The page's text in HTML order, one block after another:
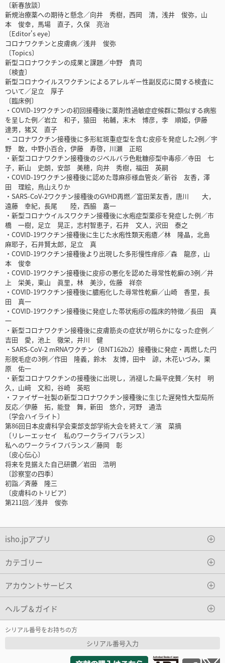
〔新春放談〕
新規治療薬への期待と懸念／向井 秀樹，西岡 清，浅井 俊弥，山
本 俊幸，馬場 直子，久保 亮治
〔Editor's eye〕
コロナワクチンと皮膚病／浅井 俊弥
〔Topics〕
新型コロナワクチンの成果と課題／中野 貴司
〔検査〕
新型コロナウイルスワクチンによるアレルギー性副反応に関する検査に
ついて／足立 厚子
〔臨床例〕
・COVID-19ワクチンの初回接種後に薬剤性過敏症症候群に類似する病態
を呈した例／岩立 和子，猿田 祐輔，末木 博彦，李 順姫，伊藤
達男，猪又 直子
・コロナワクチン接種後に多形紅斑重症型を含む皮疹を発症した2例／宇
野 敢，中野小百合，伊藤 寿啓，川瀬 正昭
・新型コロナワクチン接種後のジベルバラ色粃糠疹型中毒疹／寺田 七
子，新山 史朗，安部 美穂，向井 秀樹，福田 英嗣
・COVID-19ワクチン接種後に認めた蕁麻疹様血管炎／新谷 友香，澤
田 理絵，鳥山えりか
・SARS-CoV-2ワクチン接種後のGVHD再燃／富田茉友香，唐川 大，
遠藤 幸紀，長尾 陸，西脇 嘉一
・新型コロナウイルスワクチン接種後に水疱症型薬疹を発症した例／市
橋 一樹，足立 晃正，志村智恵子，石井 文人，沢田 泰之
・COVID-19ワクチン接種後に生じた水疱性類天疱瘡／林 隆晶，北島
麻耶子，石井賢太郎，足立 真
・COVID-19ワクチン接種後より出現した多形慢性痒疹／森 龍彦，山
本 俊幸
・COVID-19ワクチン接種後に皮疹の悪化を認めた尋常性乾癬の3例／井
上 栄美，東山 眞里，林 美沙，佐藤 祥奈
・COVID-19ワクチン接種後に膿疱化した尋常性乾癬／山崎 香里，長
田 真一
・COVID-19ワクチン接種後に発症した帯状疱疹の臨床的特徴／長田 真
一
・新型コロナワクチン接種後に皮膚筋炎の症状が明らかになった症例／
吉田 愛，池上 徹栄，井川 健
・SARS-CoV-2 mRNAワクチン（BNT162b2）接種後に発症・再燃した円
形脱毛症の3例／作田 隆義，鈴木 友博，田中 諒，木花いづみ，栗
原 佑一
・新型コロナワクチンの接種後に出現し，消褪した扁平疣贅／矢村 明
久，山﨑 文和，谷崎 英昭
・ファイザー社製の新型コロナワクチン接種後に生じた遅発性大型局所
反応／伊藤 拓，能登 舞，新田 悠介，河野 通浩
〔学会ハイライト〕
第86回日本皮膚科学会東部支部学術大会を終えて／濱 菜摘
〔リレーエッセイ 私のワークライフバランス〕
私へのワークライフバランス／藤岡 彰
〔皮心伝心〕
将来を見据えた自己研鑽／岩田 浩明
〔診察室の四季〕
初詣／斉藤 隆三
〔皮膚科のトリビア〕
第211回／浅井 俊弥
isho.jpアプリ
カテゴリー
アカウントサービス
ヘルプ＆ガイド
シリアル番号をお持ちの方
シリアル番号入力